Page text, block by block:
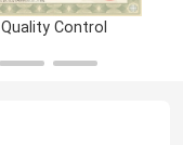
Quality Control